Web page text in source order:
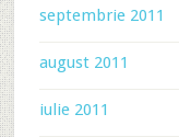
septembrie 2011
august 2011
iulie 2011